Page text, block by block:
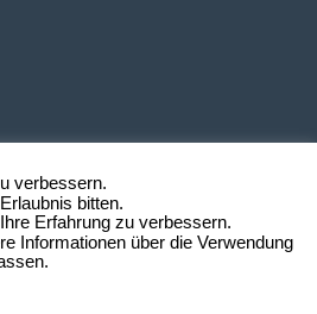
verbessern.
bitten.
Erfahrung zu verbessern.
Informationen über die Verwendung